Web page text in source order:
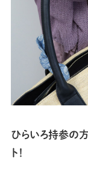
ひらいろ持参の方
ト！